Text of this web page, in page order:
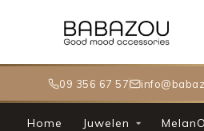
09 356 67 57
Home Juwelen